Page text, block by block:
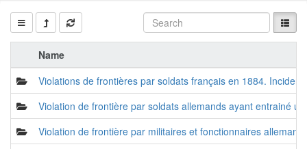
Name
Violations de frontières par soldats français en 1884. Incident
Violation de frontière par soldats allemands ayant entrainé
Violation de frontière par militaires et fonctionnaires